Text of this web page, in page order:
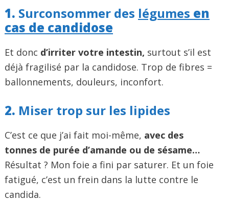
1. Surconsommer des légumes en
cas de candidose
Et donc d’irriter votre intestin, surtout s’il est
déjà fragilisé par la candidose. Trop de fibres =
ballonnements, douleurs, inconfort.
2. Miser trop sur les lipides
C’est ce que j’ai fait moi-même, avec des
tonnes de purée d’amande ou de sésame…
Résultat ? Mon foie a fini par saturer. Et un foie
fatigué, c’est un frein dans la lutte contre le
candida.